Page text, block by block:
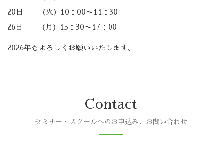
20日 （火）10：00〜11：30
26日 （月）15：30〜17：00
2026年もよろしくお願いいたします。
Contact
セミナー・スクールへのお申込み、お問い合わせ